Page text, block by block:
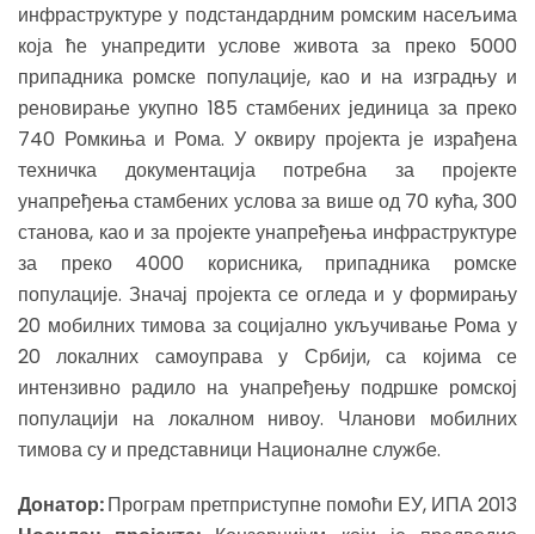
инфраструктуре у подстандардним ромским насељима
која ће унапредити услове живота за преко 5000
припадника ромске популације, као и на изградњу и
реновирање укупно 185 стамбених јединица за преко
740 Ромкиња и Рома. У оквиру пројекта је израђена
техничка документација потребна за пројекте
унапређења стамбених услова за више од 70 кућа, 300
станова, као и за пројекте унапређења инфраструктуре
за преко 4000 корисника, припадника ромске
популације. Значај пројекта се огледа и у формирању
20 мобилних тимова за социјално укључивање Рома у
20 локалних самоуправа у Србији, са којима се
интензивно радило на унапређењу подршке ромској
популацији на локалном нивоу. Чланови мобилних
тимова су и представници Националне службе.
Донатор:Програм претприступне помоћи ЕУ, ИПА 2013